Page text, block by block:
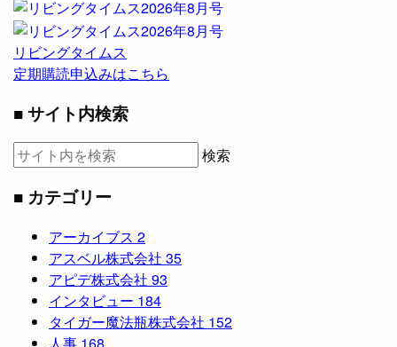
リビングタイムス
定期購読申込みはこちら
■ サイト内検索
検索
■ カテゴリー
アーカイブス 2
アスベル株式会社 35
アピデ株式会社 93
インタビュー 184
タイガー魔法瓶株式会社 152
人事 168